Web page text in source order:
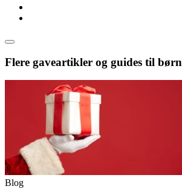
Flere gaveartikler og guides til børn
Blog